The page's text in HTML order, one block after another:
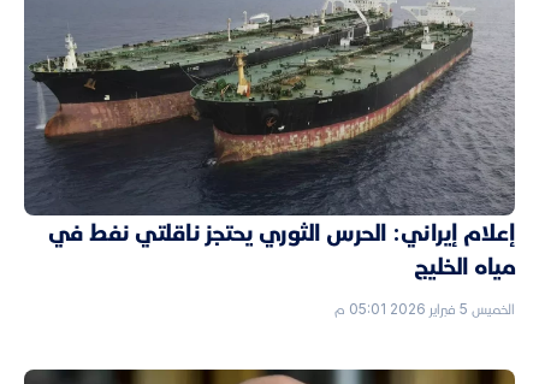
إعلام إيراني: الحرس الثوري يحتجز ناقلتي نفط في
مياه الخليج
الخميس 5 فبراير 2026 05:01 م